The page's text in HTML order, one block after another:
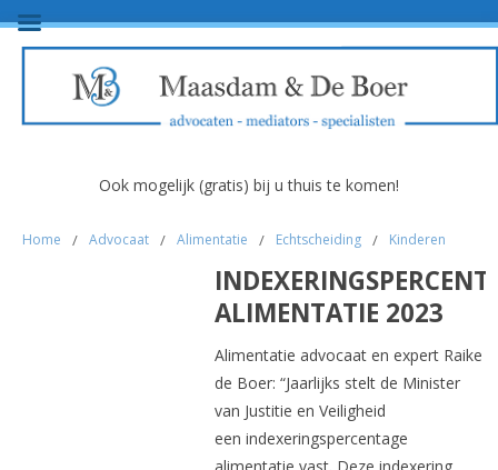
Ook mogelijk (gratis) bij u thuis te komen!
Home / Advocaat / Alimentatie / Echtscheiding / Kinderen
ALIMENTATIE 2023
Alimentatie advocaat en expert Raike
de Boer: “Jaarlijks stelt de Minister
van Justitie en Veiligheid
een indexeringspercentage